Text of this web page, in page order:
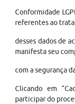
Conformidade
referentes ao
desses dados de
manifesta seu
com a segurança
Clicando em
participar do